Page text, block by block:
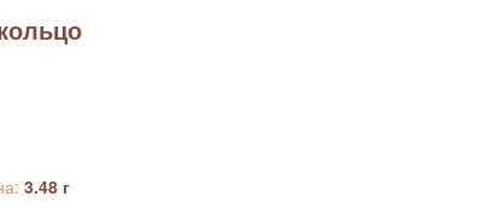
3.48 г